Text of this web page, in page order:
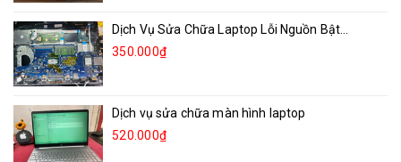
Dịch Vụ Sửa Chữa Laptop Lỗi Nguồn Bật...
350.000₫
Dịch vụ sửa chữa màn hình laptop
520.000₫